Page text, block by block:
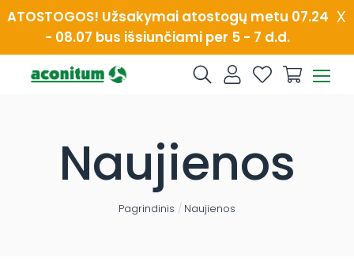
Skip
to
x
ATOSTOGOS! Užsakymai atostogų metu 07.24
- 08.07 bus išsiunčiami per 5 - 7 d.d.
Naujienos
Pagrindinis / Naujienos